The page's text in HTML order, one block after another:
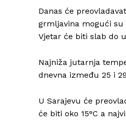
Danas će
grmljavina mogući
Vjetar će biti slab do
Najniža jutarnja
dnevna između 25 i
U Sarajevu će
će biti oko 15°C a